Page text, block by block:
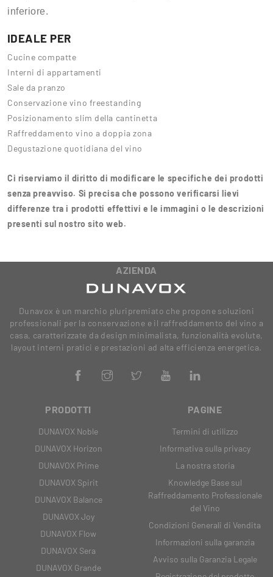
inferiore.
IDEALE PER
Cucine compatte
Interni di appartamenti
Sale da pranzo
Conservazione vino freestanding
Posizionamento slim della cantinetta
Raffreddamento vino a doppia zona
Degustazione quotidiana del vino
Ci riserviamo il diritto di modificare le specifiche dei prodotti
senza preavviso. Si precisa che possono verificarsi lievi
differenze tra i prodotti effettivi e le immagini o le descrizioni
presenti sul nostro sito web.
AZIENDA
Dunavox è un marchio pluripremiato che propone soluzioni
professionali per la conservazione e il raffreddamento del vino a
casa, caratterizzate da design minimalista, funzionalità evolute,
layout interni pratici e prestazioni ad alta efficienza energetica.
PRODOTTI
DUNAVOX Noble
DUNAVOX Horizon
DUNAVOX Prime
DUNAVOX Spirit
DUNAVOX Balance
DUNAVOX Joy
DUNAVOX Flow
DUNAVOX Sera
DUNAVOX Grande
PAGINE
Termini di utilizzo
Informativa sulla privacy
La nostra storia
Knowledge Base sul
Raffreddamento Professionale
del Vino
Condizioni Generali di Vendita
Informazioni sulla garanzia
Avviso sulla Garanzia Legale